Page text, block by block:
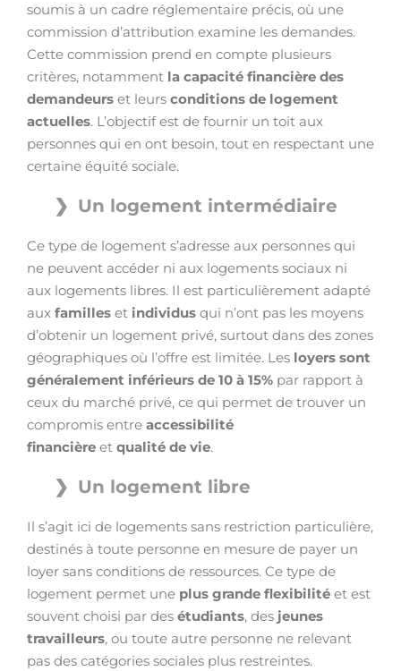
soumis à un cadre réglementaire précis, où une
commission d’attribution examine les demandes.
Cette commission prend en compte plusieurs
critères, notamment la capacité financière des
demandeurs et leurs conditions de logement
actuelles. L’objectif est de fournir un toit aux
personnes qui en ont besoin, tout en respectant une
certaine équité sociale.
Un logement intermédiaire
Ce type de logement s’adresse aux personnes qui
ne peuvent accéder ni aux logements sociaux ni
aux logements libres. Il est particulièrement adapté
aux familles et individus qui n’ont pas les moyens
d’obtenir un logement privé, surtout dans des zones
géographiques où l’offre est limitée. Les loyers sont
généralement inférieurs de 10 à 15% par rapport à
ceux du marché privé, ce qui permet de trouver un
compromis entre accessibilité
financière et qualité de vie.
Un logement libre
Il s’agit ici de logements sans restriction particulière,
destinés à toute personne en mesure de payer un
loyer sans conditions de ressources. Ce type de
logement permet une plus grande flexibilité et est
souvent choisi par des étudiants, des jeunes
travailleurs, ou toute autre personne ne relevant
pas des catégories sociales plus restreintes.